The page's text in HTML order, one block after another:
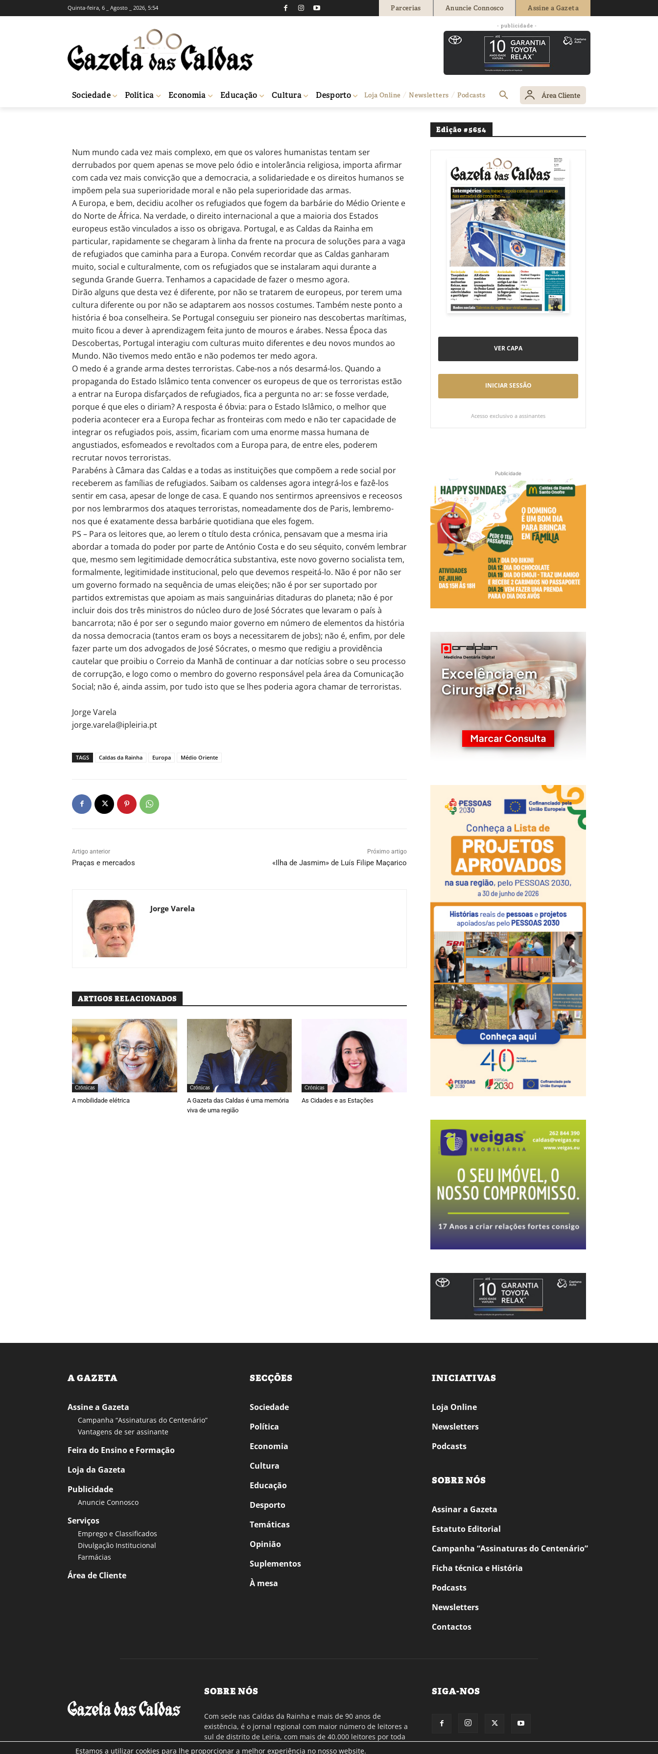
Quinta-feira, 6 _ Agosto _ 2026, 5:54 Parcerias Anuncie Connosco Assine a Gazeta
- publicidade -
Sociedade Política Economia Educação Cultura Desporto Loja Online Newsletters Podcasts Área Cliente
OPINIÃO RUBRICAS SEMANAIS
Os terroristas
Jorge Varela - 1002 0
Num mundo cada vez mais complexo, em que os valores humanistas tentam ser
derrubados por quem apenas se move pelo ódio e intolerância religiosa, importa afirmar
com cada vez mais convicção que a democracia, a solidariedade e os direitos humanos se
impõem pela sua superioridade moral e não pela superioridade das armas.
A Europa, e bem, decidiu acolher os refugiados que fogem da barbárie do Médio Oriente e
do Norte de África. Na verdade, o direito internacional a que a maioria dos Estados
europeus estão vinculados a isso os obrigava. Portugal, e as Caldas da Rainha em
particular, rapidamente se chegaram à linha da frente na procura de soluções para a vaga
de refugiados que caminha para a Europa. Convém recordar que as Caldas ganharam
muito, social e culturalmente, com os refugiados que se instalaram aqui durante a
segunda Grande Guerra. Tenhamos a capacidade de fazer o mesmo agora.
Dirão alguns que desta vez é diferente, por não se tratarem de europeus, por terem uma
cultura diferente ou por não se adaptarem aos nossos costumes. Também neste ponto a
história é boa conselheira. Se Portugal conseguiu ser pioneiro nas descobertas marítimas,
muito ficou a dever à aprendizagem feita junto de mouros e árabes. Nessa Época das
Descobertas, Portugal interagiu com culturas muito diferentes e deu novos mundos ao
Mundo. Não tivemos medo então e não podemos ter medo agora.
O medo é a grande arma destes terroristas. Cabe-nos a nós desarmá-los. Quando a
propaganda do Estado Islâmico tenta convencer os europeus de que os terroristas estão
a entrar na Europa disfarçados de refugiados, fica a pergunta no ar: se fosse verdade,
porque é que eles o diriam? A resposta é óbvia: para o Estado Islâmico, o melhor que
poderia acontecer era a Europa fechar as fronteiras com medo e não ter capacidade de
integrar os refugiados pois, assim, ficariam com uma enorme massa humana de
angustiados, esfomeados e revoltados com a Europa para, de entre eles, poderem
recrutar novos terroristas.
Parabéns à Câmara das Caldas e a todas as instituições que compõem a rede social por
receberem as famílias de refugiados. Saibam os caldenses agora integrá-los e fazê-los
sentir em casa, apesar de longe de casa. E quando nos sentirmos apreensivos e receosos
por nos lembrarmos dos ataques terroristas, nomeadamente dos de Paris, lembremo-
nos que é exatamente dessa barbárie quotidiana que eles fogem.
PS – Para os leitores que, ao lerem o título desta crónica, pensavam que a mesma iria
abordar a tomada do poder por parte de António Costa e do seu séquito, convém lembrar
que, mesmo sem legitimidade democrática substantiva, este novo governo socialista tem,
formalmente, legitimidade institucional, pelo que devemos respeitá-lo. Não é por não ser
um governo formado na sequência de umas eleições; não é por ser suportado por
partidos extremistas que apoiam as mais sanguinárias ditaduras do planeta; não é por
incluir dois dos três ministros do núcleo duro de José Sócrates que levaram o país à
bancarrota; não é por ser o segundo maior governo em número de elementos da história
da nossa democracia (tantos eram os boys a necessitarem de jobs); não é, enfim, por dele
fazer parte um dos advogados de José Sócrates, o mesmo que redigiu a providência
cautelar que proibiu o Correio da Manhã de continuar a dar notícias sobre o seu processo
de corrupção, e logo como o membro do governo responsável pela área da Comunicação
Social; não é, ainda assim, por tudo isto que se lhes poderia agora chamar de terroristas.
Jorge Varela
jorge.varela@ipleiria.pt
TAGS Caldas da Rainha Europa Médio Oriente
Artigo anterior
Praças e mercados
Próximo artigo
«Ilha de Jasmim» de Luís Filipe Maçarico
Jorge Varela
ARTIGOS RELACIONADOS
Crónicas
A mobilidade elétrica
Crónicas
A Gazeta das Caldas é uma memória
viva de uma região
Crónicas
As Cidades e as Estações
Edição #5654
VER CAPA
INICIAR SESSÃO
Acesso exclusivo a assinantes
Publicidade
A GAZETA
Assine a Gazeta
Campanha “Assinaturas do Centenário”
Vantagens de ser assinante
Feira do Ensino e Formação
Loja da Gazeta
Publicidade
Anuncie Connosco
Serviços
Emprego e Classificados
Divulgação Institucional
Farmácias
Área de Cliente
SECÇÕES
Sociedade
Política
Economia
Cultura
Educação
Desporto
Temáticas
Opinião
Suplementos
À mesa
INICIATIVAS
Loja Online
Newsletters
Podcasts
SOBRE NÓS
Assinar a Gazeta
Estatuto Editorial
Campanha “Assinaturas do Centenário”
Ficha técnica e História
Podcasts
Newsletters
Contactos
SOBRE NÓS
Com sede nas Caldas da Rainha e mais de 90 anos de
existência, é o jornal regional com maior número de leitores a
sul de distrito de Leiria, com mais de 40.000 leitores por toda
a região Oeste. Jornal com distribuição em Portugal
SIGA-NOS
Estamos a utilizar cookies para lhe proporcionar a melhor experiência no nosso website.